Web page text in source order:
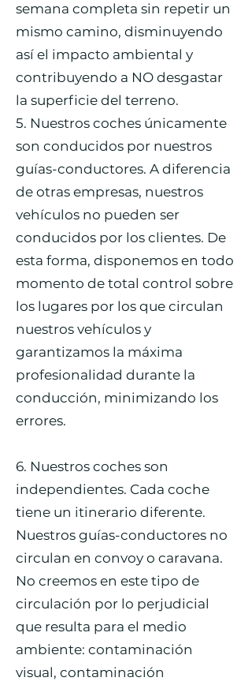
semana completa sin repetir un
mismo camino, disminuyendo
así el impacto ambiental y
contribuyendo a NO desgastar
la superficie del terreno.
5. Nuestros coches únicamente
son conducidos por nuestros
guías-conductores. A diferencia
de otras empresas, nuestros
vehículos no pueden ser
conducidos por los clientes. De
esta forma, disponemos en todo
momento de total control sobre
los lugares por los que circulan
nuestros vehículos y
garantizamos la máxima
profesionalidad durante la
conducción, minimizando los
errores.
6. Nuestros coches son
independientes. Cada coche
tiene un itinerario diferente.
Nuestros guías-conductores no
circulan en convoy o caravana.
No creemos en este tipo de
circulación por lo perjudicial
que resulta para el medio
ambiente: contaminación
visual, contaminación